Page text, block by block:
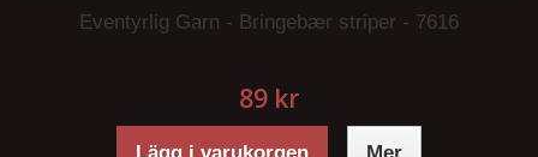
Eventyrlig Garn - Bringebær striper - 7616
89 kr